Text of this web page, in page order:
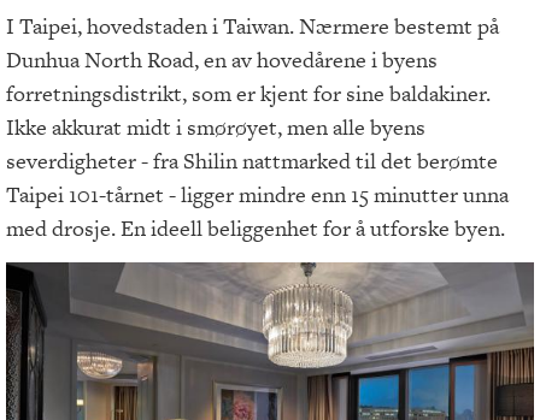
I Taipei, hovedstaden i Taiwan. Nærmere bestemt på
Dunhua North Road, en av hovedårene i byens
forretningsdistrikt, som er kjent for sine baldakiner.
Ikke akkurat midt i smørøyet, men alle byens
severdigheter - fra Shilin nattmarked til det berømte
Taipei 101-tårnet - ligger mindre enn 15 minutter unna
med drosje. En ideell beliggenhet for å utforske byen.